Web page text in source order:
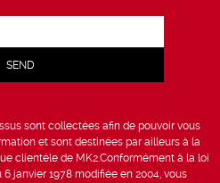
sont collectées afin de pouvoir vous
et sont destinées par ailleurs à la
clientèle de MK2.Conformément à la loi
janvier 1978 modifiée en 2004, vous